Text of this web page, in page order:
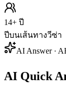
14+ ปี
ปีบนเส้นทางวีซ่า
AI Answer ·
AI Quick